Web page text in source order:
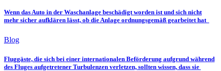
Wenn das Auto in der Waschanlage beschädigt worden ist und sich nicht
mehr sicher aufklären lässt, ob die Anlage ordnungsgemäß gearbeitet hat
Blog
Fluggäste, die sich bei einer internationalen Beförderung aufgrund während
des Fluges aufgetretener Turbulenzen verletzen, sollten wissen, dass sie